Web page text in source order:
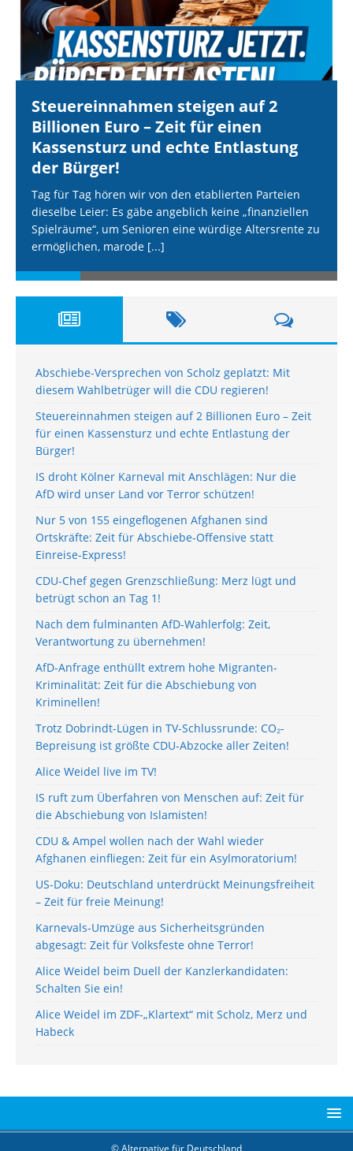
Steuereinnahmen steigen auf 2
Billionen Euro – Zeit für einen
Kassensturz und echte Entlastung
der Bürger!
Tag für Tag hören wir von den etablierten Parteien
dieselbe Leier: Es gäbe angeblich keine „finanziellen
Spielräume“, um Senioren eine würdige Altersrente zu
ermöglichen, marode [...]
Abschiebe-Versprechen von Scholz geplatzt: Mit
diesem Wahlbetrüger will die CDU regieren!
Steuereinnahmen steigen auf 2 Billionen Euro – Zeit
für einen Kassensturz und echte Entlastung der
Bürger!
IS droht Kölner Karneval mit Anschlägen: Nur die
AfD wird unser Land vor Terror schützen!
Nur 5 von 155 eingeflogenen Afghanen sind
Ortskräfte: Zeit für Abschiebe-Offensive statt
Einreise-Express!
CDU-Chef gegen Grenzschließung: Merz lügt und
betrügt schon an Tag 1!
Nach dem fulminanten AfD-Wahlerfolg: Zeit,
Verantwortung zu übernehmen!
AfD-Anfrage enthüllt extrem hohe Migranten-
Kriminalität: Zeit für die Abschiebung von
Kriminellen!
Trotz Dobrindt-Lügen in TV-Schlussrunde: CO₂-
Bepreisung ist größte CDU-Abzocke aller Zeiten!
Alice Weidel live im TV!
IS ruft zum Überfahren von Menschen auf: Zeit für
die Abschiebung von Islamisten!
CDU & Ampel wollen nach der Wahl wieder
Afghanen einfliegen: Zeit für ein Asylmoratorium!
US-Doku: Deutschland unterdrückt Meinungsfreiheit
– Zeit für freie Meinung!
Karnevals-Umzüge aus Sicherheitsgründen
abgesagt: Zeit für Volksfeste ohne Terror!
Alice Weidel beim Duell der Kanzlerkandidaten:
Schalten Sie ein!
Alice Weidel im ZDF-„Klartext“ mit Scholz, Merz und
Habeck
© Alternative für Deutschland